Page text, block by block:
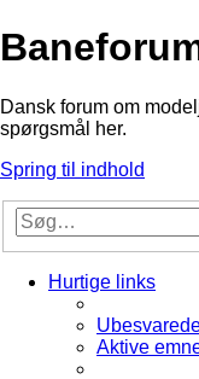
Dansk forum om
spørgsmål her.
Spring til indhold
Hurtige links
Aktive